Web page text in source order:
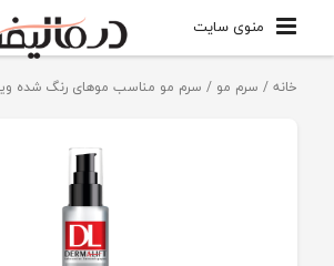
منوی سایت
خانه/ سرم مو / سرم مو مناسب موهای رنگ شده